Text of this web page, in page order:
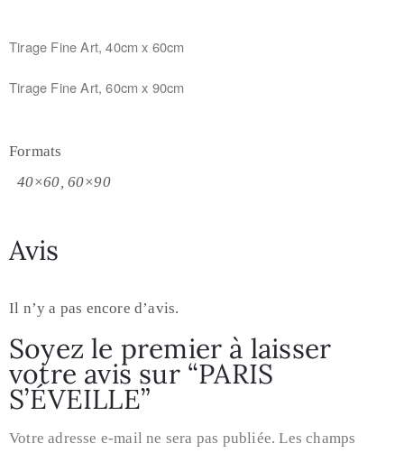
Tirage Fine Art, 40cm x 60cm
Tirage Fine Art, 60cm x 90cm
Formats
40×60, 60×90
Avis
Il n’y a pas encore d’avis.
Soyez le premier à laisser
votre avis sur “PARIS
S’ÉVEILLE”
Votre adresse e-mail ne sera pas publiée. Les champs